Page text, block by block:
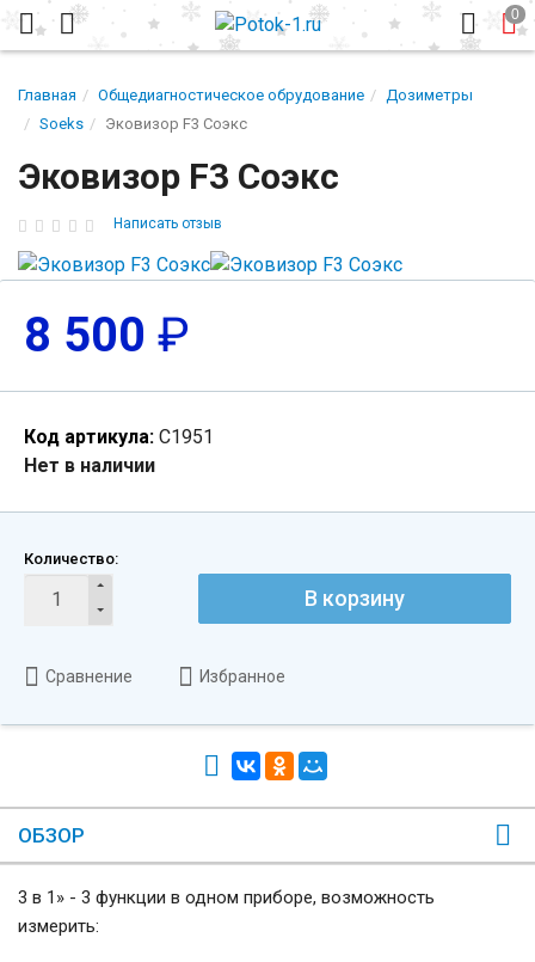
Главная Общедиагностическое обрудование
Дозиметры
Soeks
Эковизор F3 Соэкс
Эковизор F3 Соэкс
Написать отзыв
8 500 ₽
Код артикула: С1951
Нет в наличии
Количество:
В корзину
Сравнение Избранное
ОБЗОР
3 в 1» - 3 функции в одном приборе, возможность
измерить: